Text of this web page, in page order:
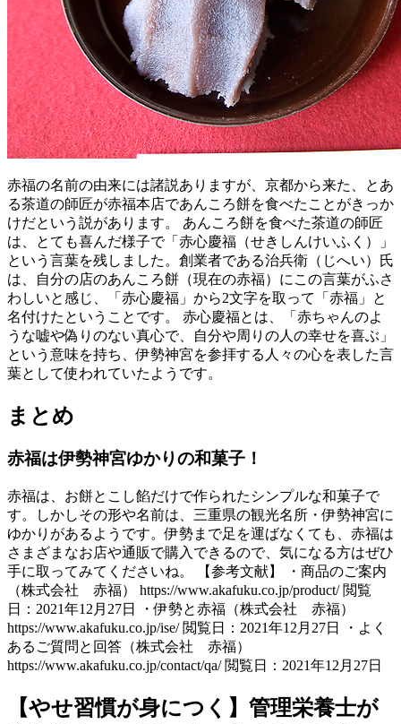
赤福の名前の由来には諸説ありますが、京都から来た、とあ
る茶道の師匠が赤福本店であんころ餅を食べたことがきっか
けだという説があります。 あんころ餅を食べた茶道の師匠
は、とても喜んだ様子で「赤心慶福（せきしんけいふく）」
という言葉を残しました。創業者である治兵衛（じへい）氏
は、自分の店のあんころ餅（現在の赤福）にこの言葉がふさ
わしいと感じ、「赤心慶福」から2文字を取って「赤福」と
名付けたということです。 赤心慶福とは、「赤ちゃんのよ
うな嘘や偽りのない真心で、自分や周りの人の幸せを喜ぶ」
という意味を持ち、伊勢神宮を参拝する人々の心を表した言
葉として使われていたようです。
まとめ
赤福は伊勢神宮ゆかりの和菓子！
赤福は、お餅とこし餡だけで作られたシンプルな和菓子で
す。しかしその形や名前は、三重県の観光名所・伊勢神宮に
ゆかりがあるようです。伊勢まで足を運ばなくても、赤福は
さまざまなお店や通販で購入できるので、気になる方はぜひ
手に取ってみてくださいね。 【参考文献】 ・商品のご案内
（株式会社 赤福） https://www.akafuku.co.jp/product/ 閲覧
日：2021年12月27日 ・伊勢と赤福（株式会社 赤福）
https://www.akafuku.co.jp/ise/ 閲覧日：2021年12月27日 ・よく
あるご質問と回答（株式会社 赤福）
https://www.akafuku.co.jp/contact/qa/ 閲覧日：2021年12月27日
【やせ習慣が身につく】管理栄養士が